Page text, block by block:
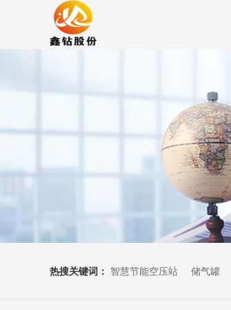
热搜关键词： 智慧节能空压站 储气罐